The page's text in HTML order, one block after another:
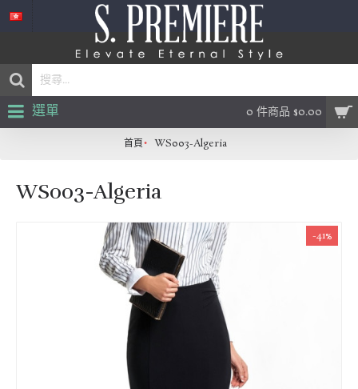
0 件商品 $0.00
選單
首頁 WS003-Algeria
WS003-Algeria
-41%